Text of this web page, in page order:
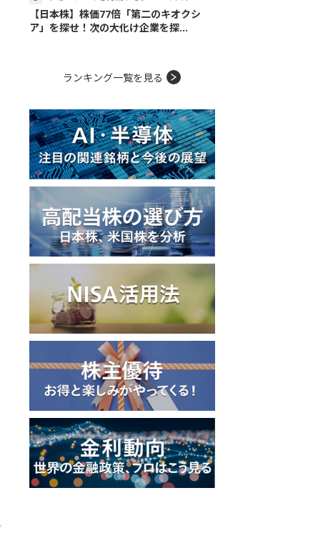
【日本株】株価77倍「第二のキオクシ
ア」を探せ！次の大化け企業を探...
ランキング一覧を見る